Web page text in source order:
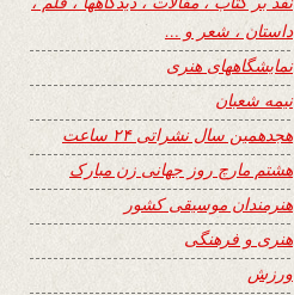
داستان ، شعر و …
نمایشگاههای هنری
نیمه شعبان
هجدهمین سال نشراتی ۲۴ ساعت
هشتم مارچ روز جهانی زن مبارک
هنرمندان موسیقی کشور
هنری و فرهنگی
ورزش